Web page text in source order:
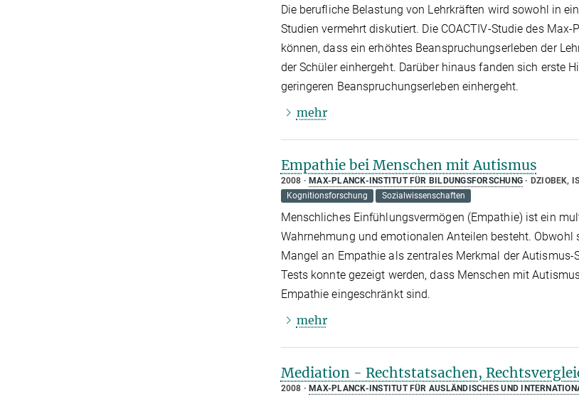
Die berufliche Belastung von Lehrkräften wird sowohl in
Studien vermehrt diskutiert. Die COACTIV-Studie des
können, dass ein erhöhtes Beanspruchungserleben der
der Schüler einhergeht. Darüber hinaus fanden sich erste
geringeren Beanspruchungserleben einhergeht.
mehr
Empathie bei Menschen mit Autismus
2008 MAX-PLANCK-INSTITUT FÜR BILDUNGSFORSCHUNG
DZIOBEK,
Kognitionsforschung
Sozialwissenschaften
Menschliches Einfühlungsvermögen (Empathie) ist ein
Wahrnehmung und emotionalen Anteilen besteht.
Mangel an Empathie als zentrales Merkmal der
Tests konnte gezeigt werden, dass Menschen mit
Empathie eingeschränkt sind.
mehr
Mediation - Rechtstatsachen,
2008 MAX-PLANCK-INSTITUT FÜR AUSLÄNDISCHES UND